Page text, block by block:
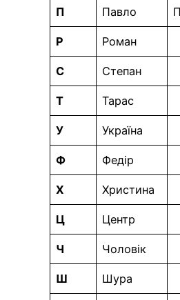
П Павло
Р Роман
С Степан
Т Тарас
У Україна
Ф Федір
Х Христина
Ц Центр
Ч Чоловік
Ш Шура